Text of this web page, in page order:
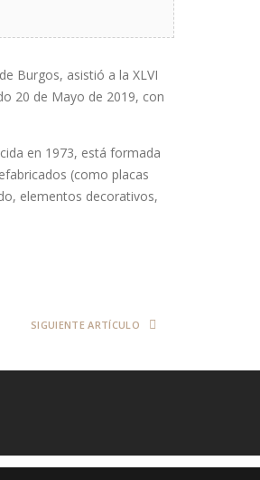
Burgos, asistió a la XLVI
20 de Mayo de 2019, con
en 1973, está formada
(como placas
elementos decorativos,
SIGUIENTE ARTÍCULO